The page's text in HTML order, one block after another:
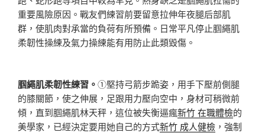
重要風險原因。戰友們練習前要留意拉伸年夜腿后部肌
群，使肌肉對承當的負荷有所預備。日常平凡停止腘繩肌
柔韌性操練及氣力操練能有用防止此類毀傷。
腘繩肌柔韌性練習。①堅持弓箭步跪姿，用手下壓前側腿
的膝關節，使之伸展，足跟用力壓向空中，身材可稍微前
傾，直到腘繩肌林天秤，這位被失衡逼瘋新竹 在職體檢的
美學家，已經決定要用她自己的方式新竹 成人健檢 ，強制